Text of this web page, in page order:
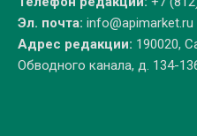
Эл. почта: info@apimarket.ru
Адрес редакции: 190020,
Обводного канала, д. 134-